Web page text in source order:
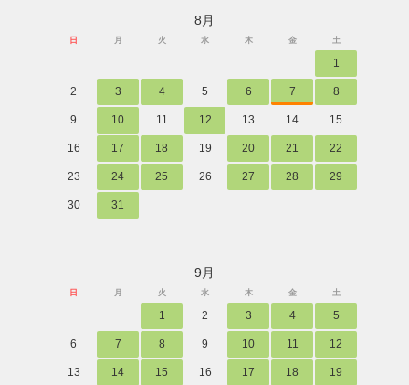
8月
日 月 火 水 木 金 土
1
2 3 4 5 6 7 8
9 10 11 12 13 14 15
16 17 18 19 20 21 22
23 24 25 26 27 28 29
30 31
9月
日 月 火 水 木 金 土
1 2 3 4 5
6 7 8 9 10 11 12
13 14 15 16 17 18 19